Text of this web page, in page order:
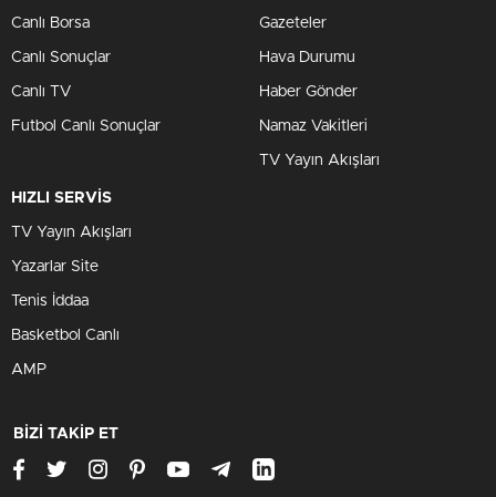
Canlı Borsa
Canlı Sonuçlar
Canlı TV
Futbol Canlı Sonuçlar
Gazeteler
Hava Durumu
Haber Gönder
Namaz Vakitleri
TV Yayın Akışları
HIZLI SERVİS
TV Yayın Akışları
Yazarlar Site
Tenis İddaa
Basketbol Canlı
AMP
BİZİ TAKİP ET